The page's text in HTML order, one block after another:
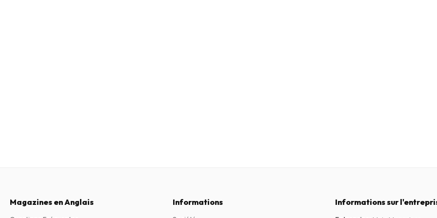
Magazines en Anglais Informations Informations sur